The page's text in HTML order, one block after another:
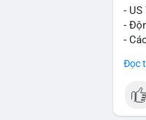
-
-
-
$btc
Đọc